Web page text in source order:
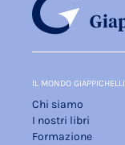
IL MONDO GIAPPICHELLI
Chi siamo
I nostri libri
Formazione